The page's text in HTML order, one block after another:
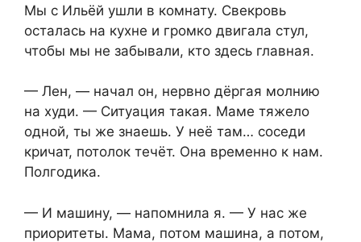
Мы с Ильёй ушли в комнату. Свекровь
осталась на кухне и громко двигала стул,
чтобы мы не забывали, кто здесь главная.
— Лен, — начал он, нервно дёргая молнию
на худи. — Ситуация такая. Маме тяжело
одной, ты же знаешь. У неё там… соседи
кричат, потолок течёт. Она временно к нам.
Полгодика.
— И машину, — напомнила я. — У нас же
приоритеты. Мама, потом машина, а потом,